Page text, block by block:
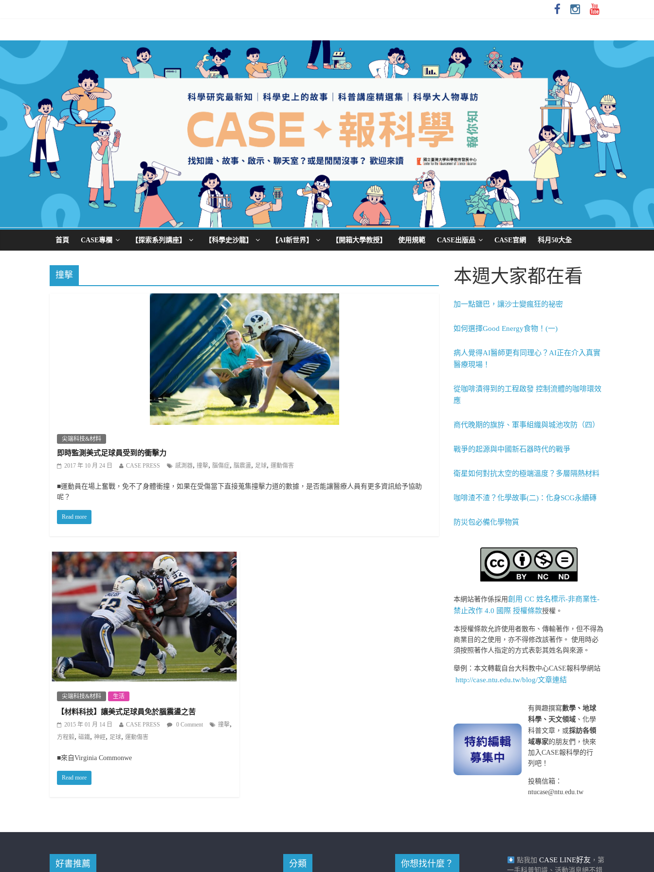
首頁 CASE專欄 【探索系列講座】 【科學史沙龍】 【AI新世界】 【開箱大學教授】 使用規範 CASE出版品 CASE官網 科月50大全
撞擊
尖端科技&材料
即時監測美式足球員受到的衝擊力
2017 年 10 月 24 日 CASE PRESS 感測器, 撞擊, 腦傷症, 腦震盪, 足球, 運動傷害
■運動員在場上奮戰，免不了身體衝撞，如果在受傷當下直接蒐集撞擊力道的數據，是否能讓醫療人員有更多資訊給予協助
呢？
Read more
尖端科技&材料 生活
【材料科技】讓美式足球員免於腦震盪之苦
2015 年 01 月 14 日 CASE PRESS 0 Comment 撞擊,
方程毅, 磁鐵, 神經, 足球, 運動傷害
■來自Virginia Commonwe
Read more
本週大家都在看
加一點鹽巴，讓沙士變瘋狂的祕密
如何選擇Good Energy食物！(一)
病人覺得AI醫師更有同理心？AI正在介入真實
醫療現場！
從咖啡漬得到的工程啟發 控制流體的咖啡環效
應
商代晚期的旗斿、軍事組織與城池攻防（四）
戰爭的起源與中國新石器時代的戰爭
衛星如何對抗太空的極端溫度？多層隔熱材料
咖啡渣不渣？化學故事(二)：化身SCG永續磚
防災包必備化學物質
本網站著作係採用創用 CC 姓名標示-非商業性-
禁止改作 4.0 國際 授權條款授權。
本授權條款允許使用者散布、傳輸著作，但不得為
商業目的之使用，亦不得修改該著作。 使用時必
須按照著作人指定的方式表彰其姓名與來源。
舉例：本文轉載自台大科教中心CASE報科學網站
http://case.ntu.edu.tw/blog/文章連結
有興趣撰寫數學、地球
科學、天文領域 、化學
科普文章，或採訪各領
域專家的朋友們，快來
加入CASE報科學的行
列吧！
投稿信箱：
ntucase@ntu.edu.tw
好書推薦 分類 你想找什麼？ 點我加 CASE LINE好友 ，第
一手科普知識、活動消息絕不錯